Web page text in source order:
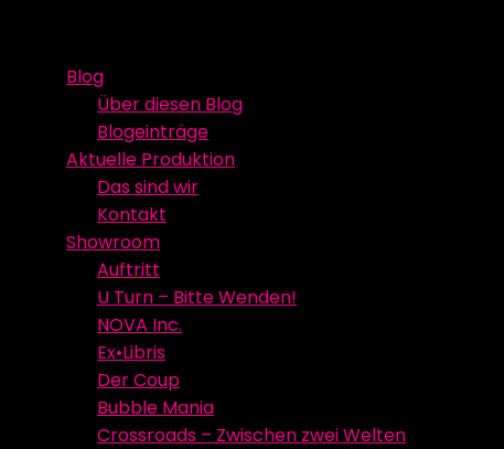
contentBlog
Über diesen Blog
Blogeinträge
Aktuelle Produktion
Das sind wir
Kontakt
Showroom
Auftritt
U Turn – Bitte Wenden!
NOVA Inc.
Ex•Libris
Der Coup
Bubble Mania
Crossroads – Zwischen zwei Welten